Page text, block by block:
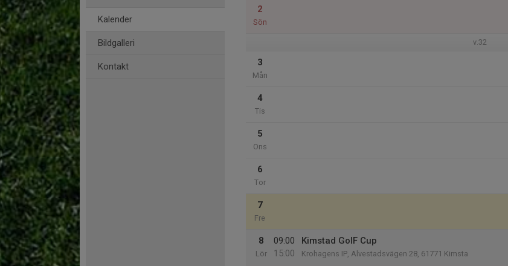
Kalender
Bildgalleri
Kontakt
2
Sön
v.32
3
Mån
4
Tis
5
Ons
6
Tor
7
Fre
8
Lör
09:00
15:00
Kimstad GoIF Cup
Krohagens IP, Alvestadsvägen 28, 61771 Kimsta